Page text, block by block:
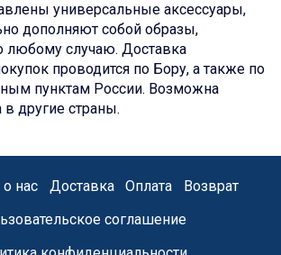
универсальные аксессуары,
дополняют собой образы,
любому случаю. Доставка
проводится по Бору, а также по
пунктам России. Возможна
в другие страны.
нас Доставка Оплата
Возврат
соглашение